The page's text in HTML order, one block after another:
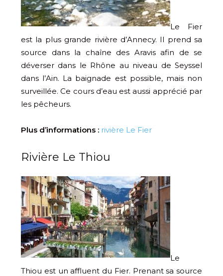
Le Fier
est la plus grande rivière d’Annecy. Il prend sa
source dans la chaîne des Aravis afin de se
déverser dans le Rhône au niveau de Seyssel
dans l’Ain. La baignade est possible, mais non
surveillée. Ce cours d’eau est aussi apprécié par
les pêcheurs.
Plus d’informations : rivière Le Fier
Rivière Le Thiou
Le
Thiou est un affluent du Fier. Prenant sa source